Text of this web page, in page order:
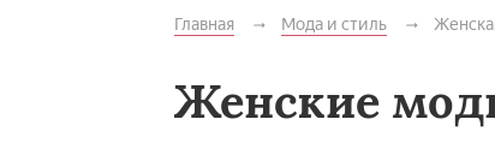
Главная Мода и стиль
Женские